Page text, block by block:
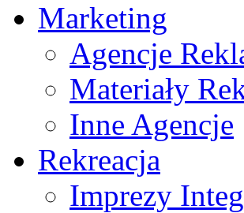
Marketing
Agencje
Materiały
Inne Agencje
Rekreacja
Imprezy